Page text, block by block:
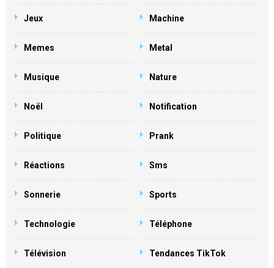
Jeux Machine
Memes Metal
Musique Nature
Noël Notification
Politique Prank
Réactions Sms
Sonnerie Sports
Technologie Téléphone
Télévision Tendances TikTok